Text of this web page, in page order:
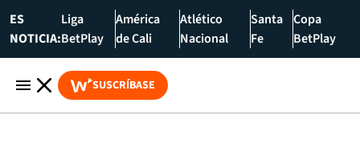
ES
NOTICIA:
Liga
BetPlay
América
de Cali
Atlético
Nacional
Santa
Fe
Copa
BetPlay
SUSCRÍBASE